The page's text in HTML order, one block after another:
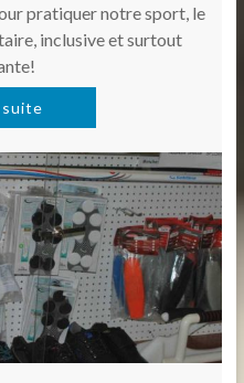
pratiquer notre sport, le
inclusive et surtout
suite